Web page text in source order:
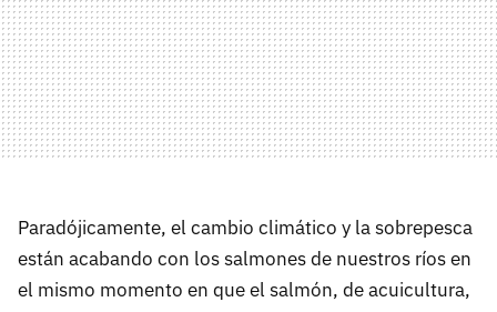
Paradójicamente, el cambio climático y la sobrepesca
están acabando con los salmones de nuestros ríos en
el mismo momento en que el salmón, de acuicultura,